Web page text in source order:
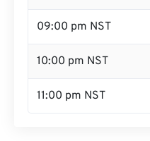
09:00 pm NST
10:00 pm NST
11:00 pm NST